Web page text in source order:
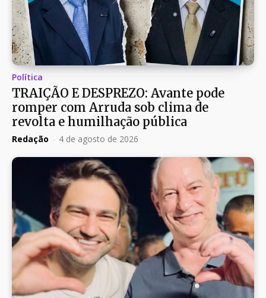
Política
TRAIÇÃO E DESPREZO: Avante pode
romper com Arruda sob clima de
revolta e humilhação pública
Redação - 4 de agosto de 2026